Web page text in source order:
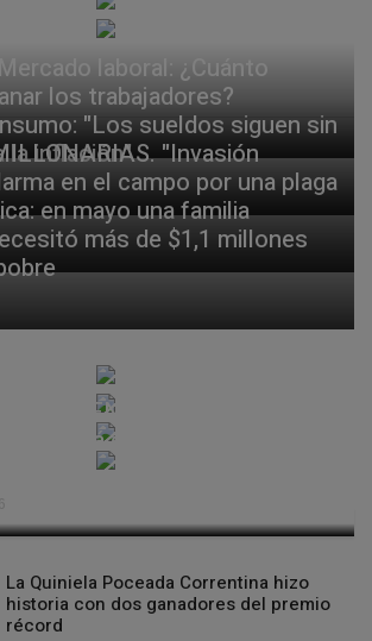
laboral: ¿Cuánto
los trabajadores?
"Los sueldos siguen sin
la inflación"
"Invasión
en el campo por una plaga
en mayo una familia
más de $1,1 millones
CORRIENTES. Fuerte lluvia y
estará el tiempo en
La Quiniela Poceada Correntina hizo
historia con dos ganadores del premio
récord